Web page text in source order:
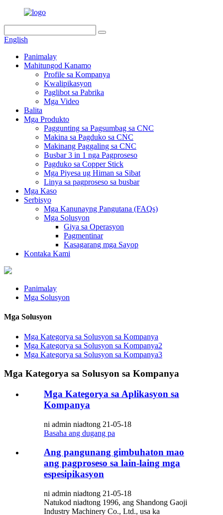
English
Panimalay
Mahitungod Kanamo
Profile sa Kompanya
Kwalipikasyon
Paglibot sa Pabrika
Mga Video
Balita
Mga Produkto
Paggunting sa Pagsumbag sa CNC
Makina sa Pagduko sa CNC
Makinang Paggaling sa CNC
Busbar 3 in 1 nga Pagproseso
Pagduko sa Copper Stick
Mga Piyesa ug Himan sa Sibat
Linya sa pagproseso sa busbar
Mga Kaso
Serbisyo
Mga Kanunayng Pangutana (FAQs)
Mga Solusyon
Giya sa Operasyon
Pagmentinar
Kasagarang mga Sayop
Kontaka Kami
Panimalay
Mga Solusyon
Mga Solusyon
Mga Kategorya sa Solusyon sa Kompanya
Mga Kategorya sa Solusyon sa Kompanya2
Mga Kategorya sa Solusyon sa Kompanya3
Mga Kategorya sa Solusyon sa Kompanya
Mga Kategorya sa Aplikasyon sa
Kompanya
ni admin niadtong 21-05-18
Basaha ang dugang pa
Ang pangunang gimbuhaton mao
ang pagproseso sa lain-laing mga
espesipikasyon
ni admin niadtong 21-05-18
Natukod niadtong 1996, ang Shandong Gaoji
Industry Machinery Co., Ltd., usa ka